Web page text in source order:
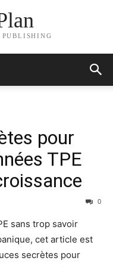
PUBLISHING
pour
TPE
0
sans trop savoir
cet article est
secrètes pour